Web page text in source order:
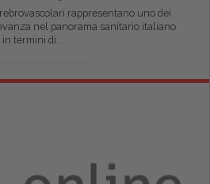
rappresentano uno dei
nel panorama sanitario italiano
in termini di...